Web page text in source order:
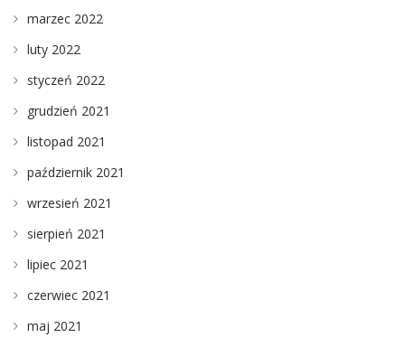
marzec 2022
luty 2022
styczeń 2022
grudzień 2021
listopad 2021
październik 2021
wrzesień 2021
sierpień 2021
lipiec 2021
czerwiec 2021
maj 2021